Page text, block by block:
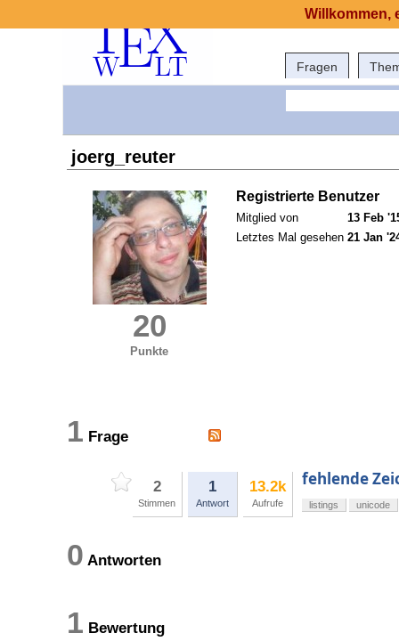
Fragen
joerg_reuter
20
Punkte
Registrierte Benutzer
Mitglied von
13 Feb
Letztes Mal gesehen 21 Jan
1 Frage
2
Stimmen
1
Antwort
13.2k
Aufrufe
fehlende
listings unicode
0 Antworten
1 Bewertung
Willkommen,